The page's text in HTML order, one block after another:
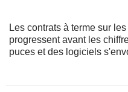
Les contrats à terme sur
progressent avant les
puces et des logiciels